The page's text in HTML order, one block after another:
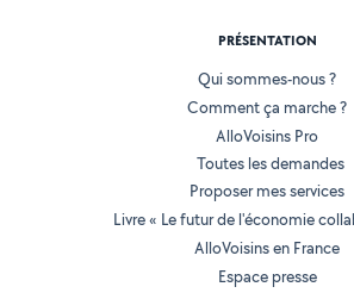
PRÉSENTATION
Qui sommes-nous ?
Comment ça marche ?
AlloVoisins Pro
Toutes les demandes
Proposer mes services
Livre « Le futur de l'économie
AlloVoisins en France
Espace presse